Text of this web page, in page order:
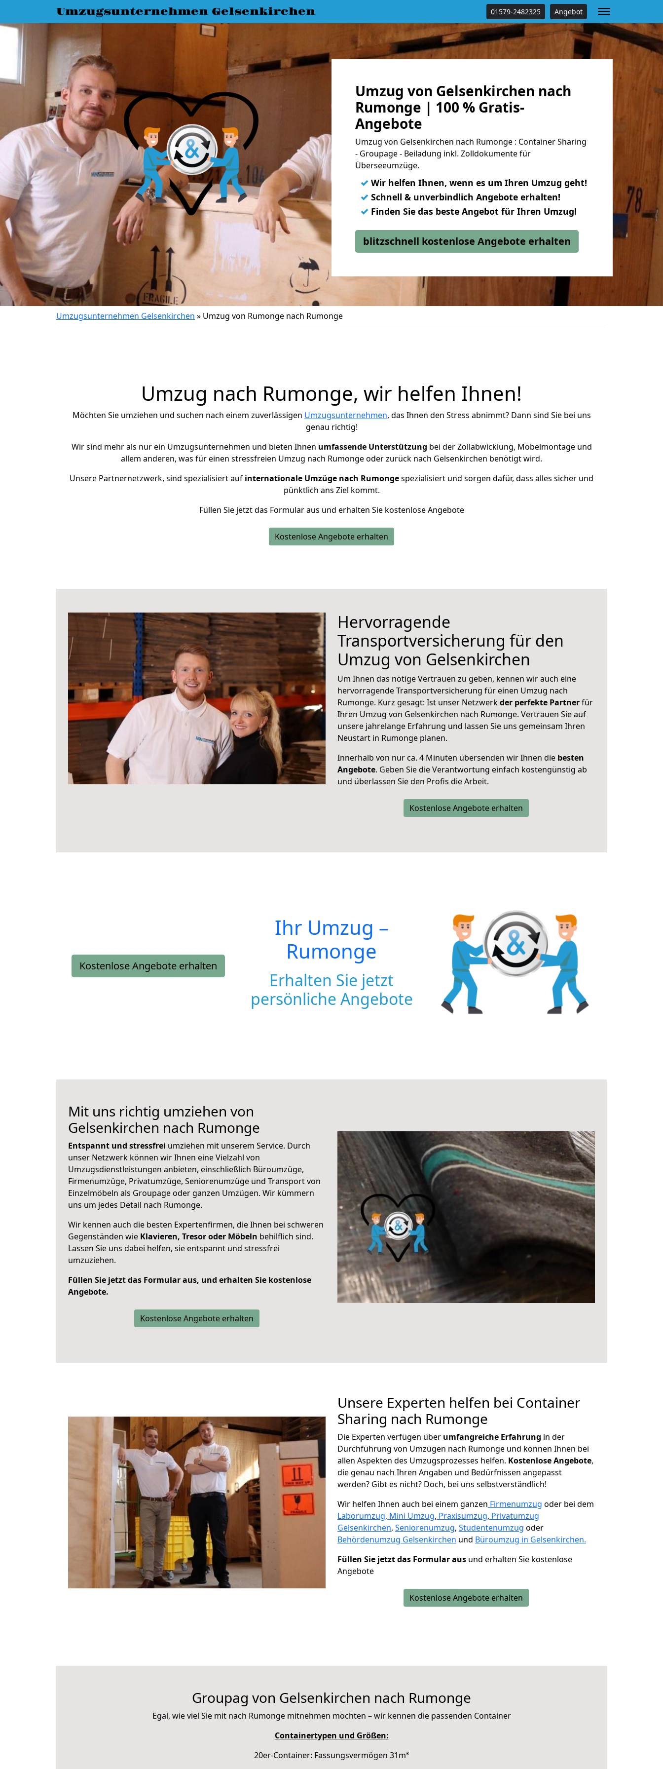
Umzugsunternehmen Gelsenkirchen 01579-2482325 Angebot
Umzug von Gelsenkirchen nach
Rumonge | 100 % Gratis-
Angebote
Umzug von Gelsenkirchen nach Rumonge : Container Sharing
- Groupage - Beiladung inkl. Zolldokumente für
Überseeumzüge.
✓ Wir helfen Ihnen, wenn es um Ihren Umzug geht!
✓ Schnell & unverbindlich Angebote erhalten!
✓ Finden Sie das beste Angebot für Ihren Umzug!
blitzschnell kostenlose Angebote erhalten
Umzugsunternehmen Gelsenkirchen » Umzug von Rumonge nach Rumonge
Umzug nach Rumonge, wir helfen Ihnen!
Möchten Sie umziehen und suchen nach einem zuverlässigen Umzugsunternehmen, das Ihnen den Stress abnimmt? Dann sind Sie bei uns
genau richtig!
Wir sind mehr als nur ein Umzugsunternehmen und bieten Ihnen umfassende Unterstützung bei der Zollabwicklung, Möbelmontage und
allem anderen, was für einen stressfreien Umzug nach Rumonge oder zurück nach Gelsenkirchen benötigt wird.
Unsere Partnernetzwerk, sind spezialisiert auf internationale Umzüge nach Rumongespezialisiert und sorgen dafür, dass alles sicher und
pünktlich ans Ziel kommt.
Füllen Sie jetzt das Formular aus und erhalten Sie kostenlose Angebote
Kostenlose Angebote erhalten
Hervorragende
Transportversicherung für den
Umzug von Gelsenkirchen
Um Ihnen das nötige Vertrauen zu geben, kennen wir auch eine
hervorragende Transportversicherung für einen Umzug nach
Rumonge. Kurz gesagt: Ist unser Netzwerkder perfekte Partnerfür
Ihren Umzug von Gelsenkirchen nach Rumonge. Vertrauen Sie auf
unsere jahrelange Erfahrung und lassen Sie uns gemeinsam Ihren
Neustart in Rumonge planen.
Innerhalb von nur ca. 4 Minuten übersenden wir Ihnen die besten
Angebote. Geben Sie die Verantwortung einfach kostengünstig ab
und überlassen Sie den Profis die Arbeit.
Kostenlose Angebote erhalten
Kostenlose Angebote erhalten
Ihr Umzug –
Rumonge
Erhalten Sie jetzt
persönliche Angebote
Mit uns richtig umziehen von
Gelsenkirchen nach Rumonge
Entspannt und stressfrei umziehen mit unserem Service. Durch
unser Netzwerk können wir Ihnen eine Vielzahl von
Umzugsdienstleistungen anbieten, einschließlich Büroumzüge,
Firmenumzüge, Privatumzüge, Seniorenumzüge und Transport von
Einzelmöbeln als Groupage oder ganzen Umzügen. Wir kümmern
uns um jedes Detail nach Rumonge.
Wir kennen auch die besten Expertenfirmen, die Ihnen bei schweren
Gegenständen wie Klavieren, Tresor oder Möbeln behilflich sind.
Lassen Sie uns dabei helfen, sie entspannt und stressfrei
umzuziehen.
Füllen Sie jetzt das Formular aus, und erhalten Sie kostenlose
Angebote.
Kostenlose Angebote erhalten
Unsere Experten helfen bei Container
Sharing nach Rumonge
Die Experten verfügen über umfangreiche Erfahrung in der
Durchführung von Umzügen nach Rumonge und können Ihnen bei
allen Aspekten des Umzugsprozesses helfen. Kostenlose Angebote,
die genau nach Ihren Angaben und Bedürfnissen angepasst
werden? Gibt es nicht? Doch, bei uns selbstverständlich!
Wir helfen Ihnen auch bei einem ganzen Firmenumzug oder bei dem
Laborumzug, Mini Umzug, Praxisumzug, Privatumzug
Gelsenkirchen, Seniorenumzug, Studentenumzug oder
Behördenumzug Gelsenkirchen und Büroumzug in Gelsenkirchen.
Füllen Sie jetzt das Formular aus und erhalten Sie kostenlose
Angebote
Kostenlose Angebote erhalten
Groupag von Gelsenkirchen nach Rumonge
Egal, wie viel Sie mit nach Rumonge mitnehmen möchten – wir kennen die passenden Container
Containertypen und Größen:
20er-Container: Fassungsvermögen 31m³